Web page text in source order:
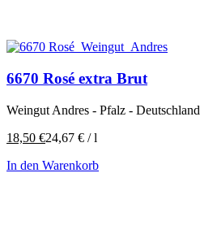
6670 Rosé extra Brut
Weingut Andres - Pfalz - Deutschland
18,50 €24,67 € /l
In den Warenkorb